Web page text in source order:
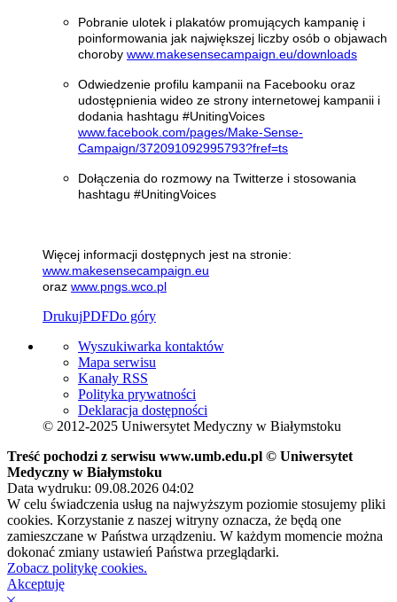
Pobranie ulotek i plakatów promujących kampanię i
poinformowania jak największej liczby osób o objawach
choroby www. makesensecampaign eu/downloads
Odwiedzenie profilu kampanii na Facebooku oraz
udostępnienia wideo ze strony internetowej kampanii i
dodania hashtagu #UnitingVoices
www.facebook com/pages/Make-Sense-
Campaign/372091092995793?fref=ts
Dołączenia do rozmowy na Twitterze i stosowania
hashtagu #UnitingVoices
Więcej informacji dostępnych jest na stronie:
www. makesensecampaign eu
oraz www. pngs wco pl
DrukujPDFDo góry
Wyszukiwarka kontaktów
Mapa serwisu
Kanały RSS
Polityka prywatności
Deklaracja dostępności
© 2012-2025 Uniwersytet Medyczny w Białymstoku
Treść pochodzi z serwisu www.umb.edu.pl © Uniwersytet
Medyczny w Białymstoku
Data wydruku: 09.08.2026 04:02
W celu świadczenia usług na najwyższym poziomie stosujemy pliki
cookies. Korzystanie z naszej witryny oznacza, że będą one
zamieszczane w Państwa urządzeniu. W każdym momencie można
dokonać zmiany ustawień Państwa przeglądarki.
Zobacz politykę cookies.
Akceptuję